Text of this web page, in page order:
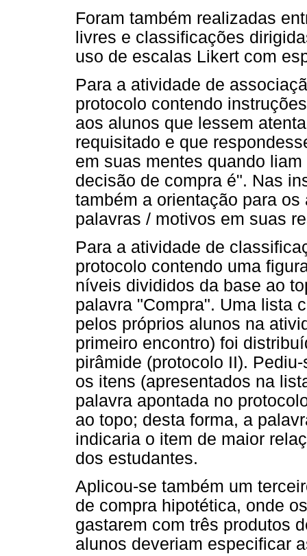
Foram também realizadas
livres e classificações
uso de escalas Likert com
Para a atividade de
protocolo contendo
aos alunos que lessem
requisitado e que
em suas mentes quando
decisão de compra é". Nas
também a orientação para
palavras / motivos em suas
Para a atividade de
protocolo contendo uma
níveis divididos da base ao
palavra "Compra". Uma lista
pelos próprios alunos na
primeiro encontro) foi
pirâmide (protocolo II).
os itens (apresentados na
palavra apontada no
ao topo; desta forma, a
indicaria o item de maior
dos estudantes.
Aplicou-se também um
de compra hipotética, onde
gastarem com três produtos
alunos deveriam especificar